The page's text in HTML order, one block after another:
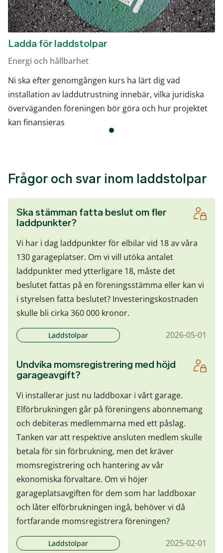
Ladda för laddstolpar
Energi och hållbarhet
Ni ska efter genomgången kurs ha lärt dig vad
installation av laddutrustning innebär, vilka juridiska
överväganden föreningen bör göra och hur projektet
kan finansieras
Frågor och svar inom laddstolpar
Ska stämman fatta beslut om fler
laddpunkter?
Vi har i dag laddpunkter för elbilar vid 18 av våra
130 garageplatser. Om vi vill utöka antalet
laddpunkter med ytterligare 18, måste det
beslutet fattas på en föreningsstämma eller kan vi
i styrelsen fatta beslutet? Investeringskostnaden
skulle bli cirka 360 000 kronor.
Laddstolpar 2026-05-01
Undvika momsregistrering med höjd
garageavgift?
Vi installerar just nu laddboxar i vårt garage.
Elförbrukningen går på föreningens abonnemang
och debiteras medlemmarna med ett påslag.
Tanken var att respektive ansluten medlem skulle
betala för sin förbrukning, men det kräver
momsregistrering och hantering av vår
ekonomiska förvaltare. Om vi höjer
garageplatsavgiften för dem som har laddboxar
och låter elförbrukningen ingå, behöver vi då
fortfarande momsregistrera föreningen?
Laddstolpar 2025-02-01